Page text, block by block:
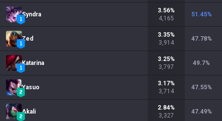
Syndra
3.56%
4,165
51.45%
Zed
3.35%
3,914
47.78%
Katarina
3.25%
3,797
49.7%
Yasuo
3.17%
3,714
47.55%
Akali
2.84%
3,327
47.49%